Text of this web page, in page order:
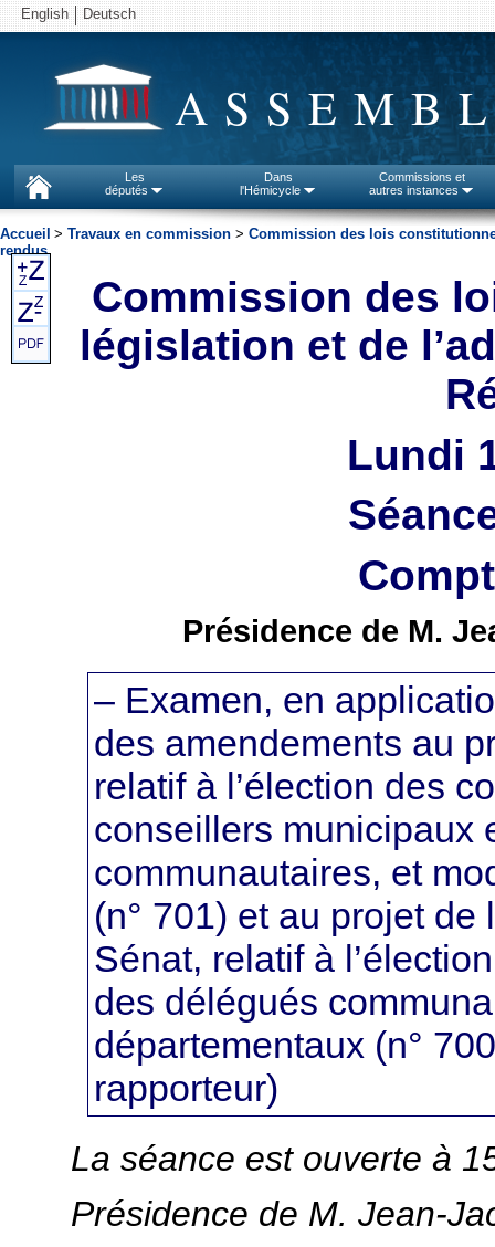
English Deutsch
Les
députés
Dans
l'Hémicycle
Commissions et
autres instances
Accueil > Travaux en commission > Commission des lois
rendus
Commission des
législation et de
Lundi
Présidence de M.
– Examen, en
des amendements au
relatif à l’élection des
conseillers municipaux
communautaires, et
(n° 701) et au projet
Sénat, relatif à
des délégués
départementaux (n°
rapporteur)
La séance est ouverte à
Présidence de M. Jean-